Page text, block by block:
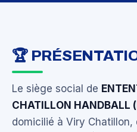
🏆
Le siège social de
CHATILLON HANDBALL
domicilié à Viry